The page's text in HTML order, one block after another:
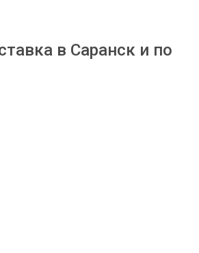
в Саранск и по